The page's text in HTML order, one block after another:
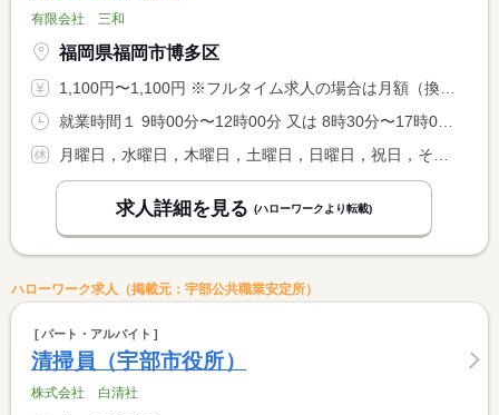
有限会社 三和
福岡県福岡市博多区
1,100円〜1,100円 ※フルタイム求人の場合は月額（換算額）、パート求人の場合は時間額を表示しています。
求人詳細を見る (ハローワークより転載)
ハローワーク求人（掲載元：宇部公共職業安定所）
パート・アルバイト
清掃員（宇部市役所）
株式会社 白清社